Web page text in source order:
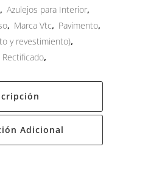
, Azulejos para Interior,
, Marca Vtc, Pavimento,
y revestimiento),
Rectificado,
Adicional